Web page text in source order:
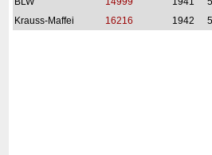
Krauss-Maffei
16216 1942